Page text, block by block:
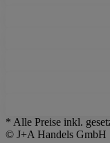
* Alle Preise inkl.
© J+A Handels GmbH